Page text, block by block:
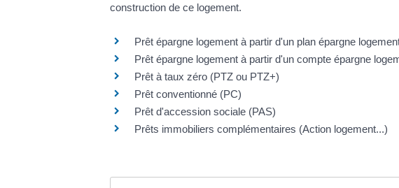
construction de ce logement.
Prêt épargne logement à partir d'un plan épargne
Prêt épargne logement à partir d'un compte épargne
Prêt à taux zéro (PTZ ou PTZ+)
Prêt conventionné (PC)
Prêt d'accession sociale (PAS)
Prêts immobiliers complémentaires (Action logement...)